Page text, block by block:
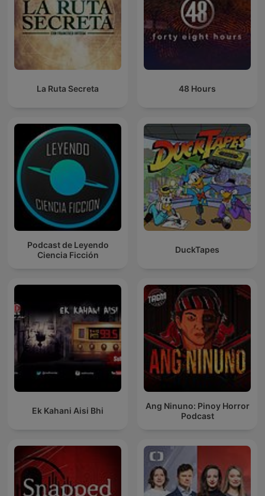
La Ruta Secreta 48 Hours
Podcast de Leyendo
Ciencia Ficción
DuckTapes
Ek Kahani Aisi Bhi
Ang Ninuno: Pinoy Horror
Podcast